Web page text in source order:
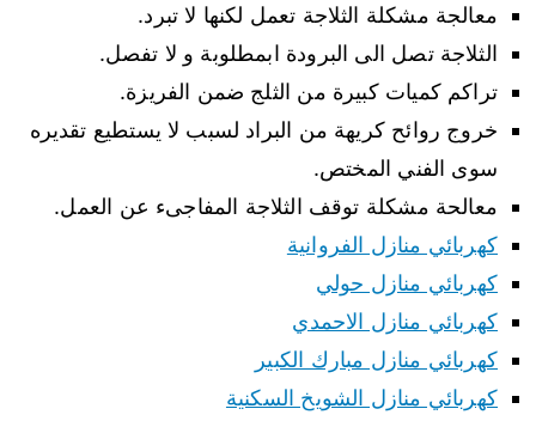
معالجة مشكلة الثلاجة تعمل لكنها لا تبرد.
الثلاجة تصل الى البرودة ابمطلوبة و لا تفصل.
تراكم كميات كبيرة من الثلج ضمن الفريزة.
خروج روائح كريهة من البراد لسبب لا يستطيع تقديره
سوى الفني المختص.
معالحة مشكلة توقف الثلاجة المفاجىء عن العمل.
كهربائي منازل الفروانية
كهربائي منازل حولي
كهربائي منازل الاحمدي
كهربائي منازل مبارك الكبير
كهربائي منازل الشويخ السكنية